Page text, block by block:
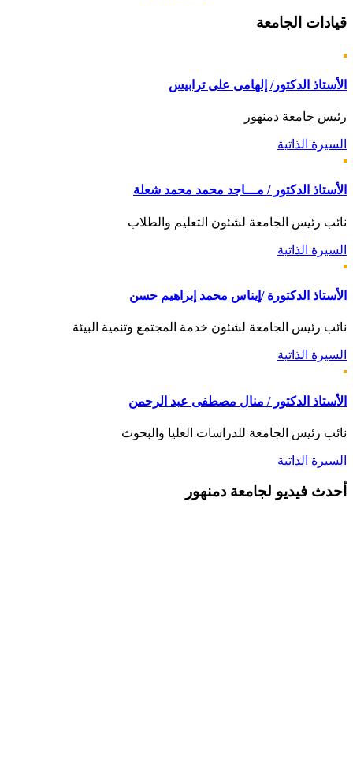
قيادات الجامعة
الأستاذ الدكتور/ إلهامى على ترابيس
رئيس جامعة دمنهور
السيرة الذاتية
الأستاذ الدكتور / مـــاجد محمد محمد شعلة
نائب رئيس الجامعة لشئون التعليم والطلاب
السيرة الذاتية
الأستاذ الدكتورة /إيناس محمد إبراهيم حسن
نائب رئيس الجامعة لشئون خدمة المجتمع وتنمية البيئة
السيرة الذاتية
الأستاذ الدكتور / منال مصطفى عبد الرحمن
نائب رئيس الجامعة للدراسات العليا والبحوث
السيرة الذاتية
أحدث فيديو لجامعة دمنهور